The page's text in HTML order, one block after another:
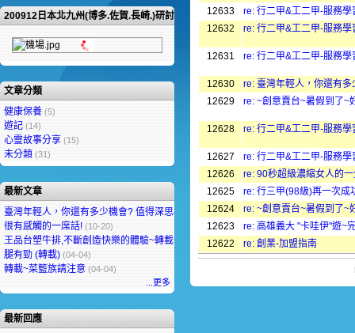
200912日本北九州(博多.佐賀.長崎.)研討會
文章分類
健康保養 (5)
遊記 (14)
心靈故事分享 (15)
未分類 (31)
最新文章
臺灣年輕人，你還有多少機會? 值得深思&省思
(04-14)
很有感觸的一席話! (10-20)
王品台塑牛排,不斷創造快樂的體驗~轉載~ (05-20)
腿有勁 (轉載) (04-04)
轉載~菜籃族請注意 (04-04)
...更多
最新回應
12633
re: 行二甲&工二甲-服務
12632
re: 行二甲&工二甲-服務
12631 re: 行二甲&工二甲-服務
12630
re: 臺灣年輕人，你還有
12629
re: ~創意賣台~暑假到了~
12628 re: 行二甲&工二甲-服務
12627
re: 行二甲&工二甲-服務
12626
re: 90秒超級濃縮女人的
12625
re: 行三甲(98級)再一次成
12624
re: ~創意賣台~暑假到了~
12623
re: 高雄義大 "卡哇伊"遊~
12622
re: 創業-加盟指南